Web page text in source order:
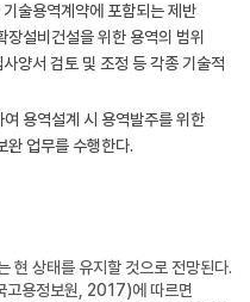
술용역계약에 포함되는 제반
장설비건설을 위한 용역의 범위
양서 검토 및 조정 등 각종 기술적
용역설계 시 용역발주를 위한
완 업무를 수행한다.
현 상태를 유지할 것으로 전망된다.
고용정보원, 2017)에 따르면